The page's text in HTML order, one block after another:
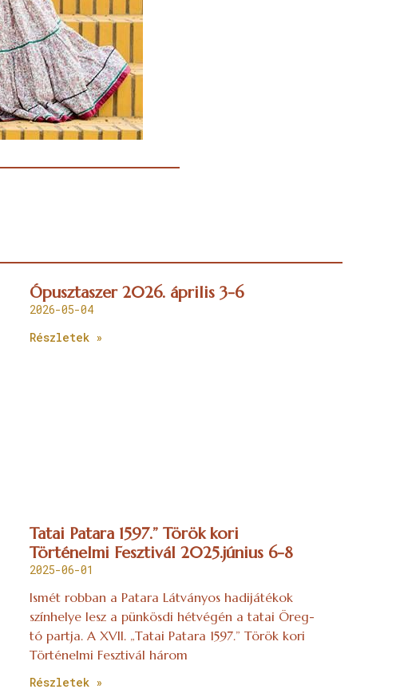
Ópusztaszer 2026. április 3-6
2026-05-04
Részletek »
Tatai Patara 1597.” Török kori
Történelmi Fesztivál 2025.június 6-8
2025-06-01
Ismét robban a Patara Látványos hadijátékok
színhelye lesz a pünkösdi hétvégén a tatai Öreg-
tó partja. A XVII. „Tatai Patara 1597.” Török kori
Történelmi Fesztivál három
Részletek »